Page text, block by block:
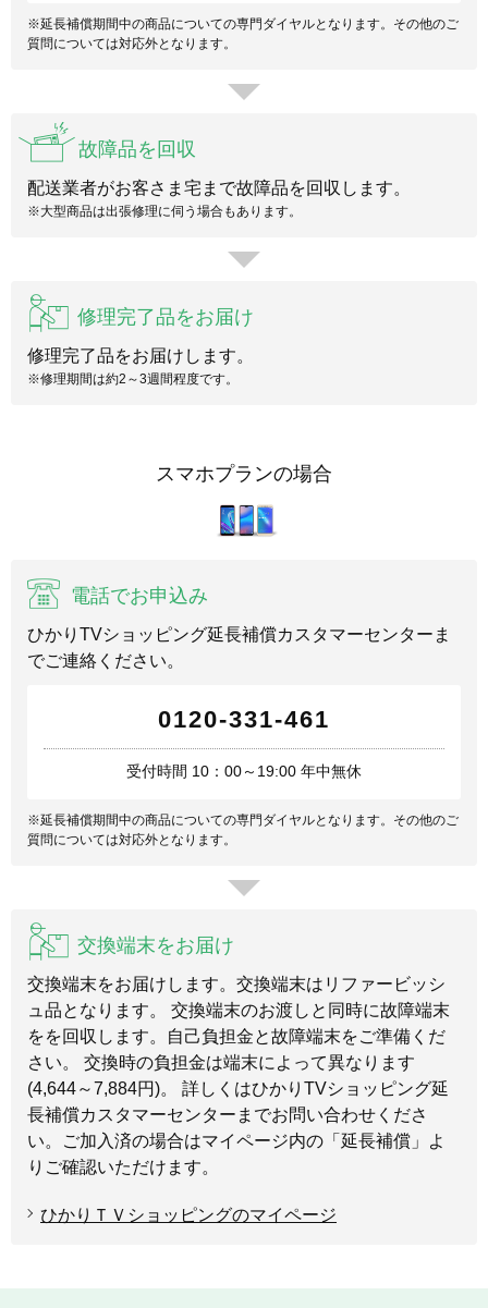
※延長補償期間中の商品についての専門ダイヤルとなります。その他のご
質問については対応外となります。
故障品を回収
配送業者がお客さま宅まで故障品を回収します。
※大型商品は出張修理に伺う場合もあります。
修理完了品をお届け
修理完了品をお届けします。
※修理期間は約2～3週間程度です。
スマホプランの場合
電話でお申込み
ひかりTVショッピング延長補償カスタマーセンターま
でご連絡ください。
0120-331-461
受付時間 10：00～19:00 年中無休
※延長補償期間中の商品についての専門ダイヤルとなります。その他のご
質問については対応外となります。
交換端末をお届け
交換端末をお届けします。交換端末はリファービッシ
ュ品となります。 交換端末のお渡しと同時に故障端末
をを回収します。自己負担金と故障端末をご準備くだ
さい。 交換時の負担金は端末によって異なります
(4,644～7,884円)。 詳しくはひかりTVショッピング延
長補償カスタマーセンターまでお問い合わせくださ
い。ご加入済の場合はマイページ内の「延長補償」よ
りご確認いただけます。
ひかりＴＶショッピングのマイページ